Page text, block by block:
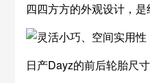
四四方方的外观设计，
日产Dayz的前后轮胎尺